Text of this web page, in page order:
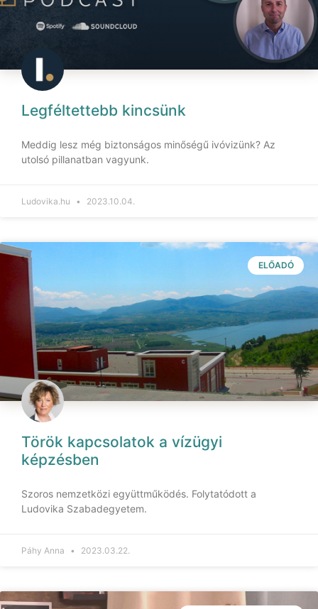
Legféltettebb kincsünk
Meddig lesz még biztonságos minőségű ivóvizünk? Az
utolsó pillanatban vagyunk.
Ludovika.hu 2023.10.04.
ELŐADÓ
Török kapcsolatok a vízügyi
képzésben
Szoros nemzetközi együttműködés. Folytatódott a
Ludovika Szabadegyetem.
Páhy Anna 2023.03.22.